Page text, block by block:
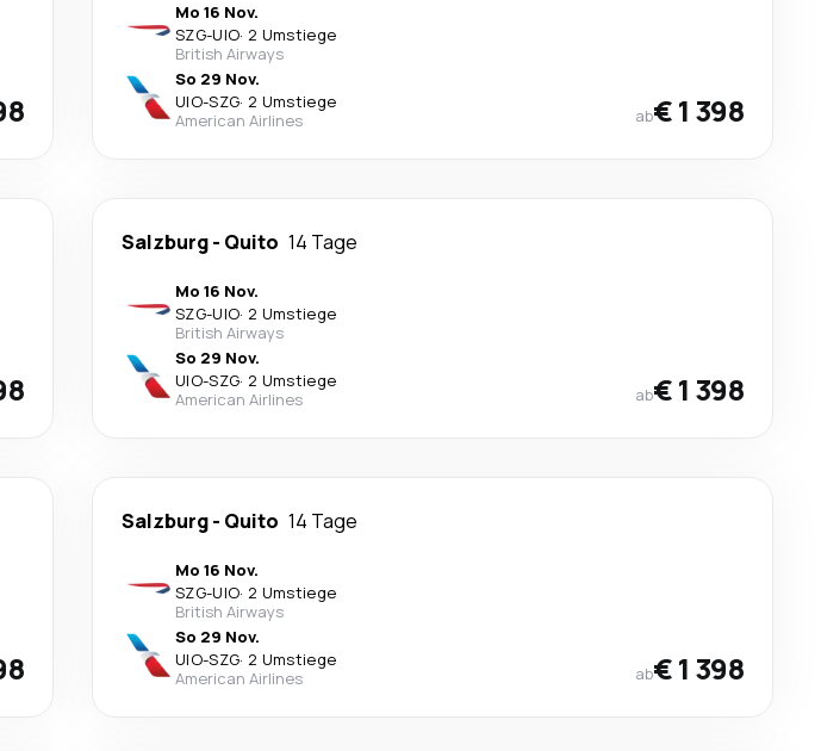
Mo 16 Nov.
SZG-UIO· 2 Umstiege
British Airways
So 29 Nov.
UIO-SZG· 2 Umstiege
American Airlines
ab€ 1 398
Salzburg- Quito 14 Tage
Mo 16 Nov.
SZG-UIO· 2 Umstiege
British Airways
So 29 Nov.
UIO-SZG· 2 Umstiege
American Airlines
ab€ 1 398
Salzburg- Quito 14 Tage
Mo 16 Nov.
SZG-UIO· 2 Umstiege
British Airways
So 29 Nov.
UIO-SZG· 2 Umstiege
American Airlines
ab€ 1 398